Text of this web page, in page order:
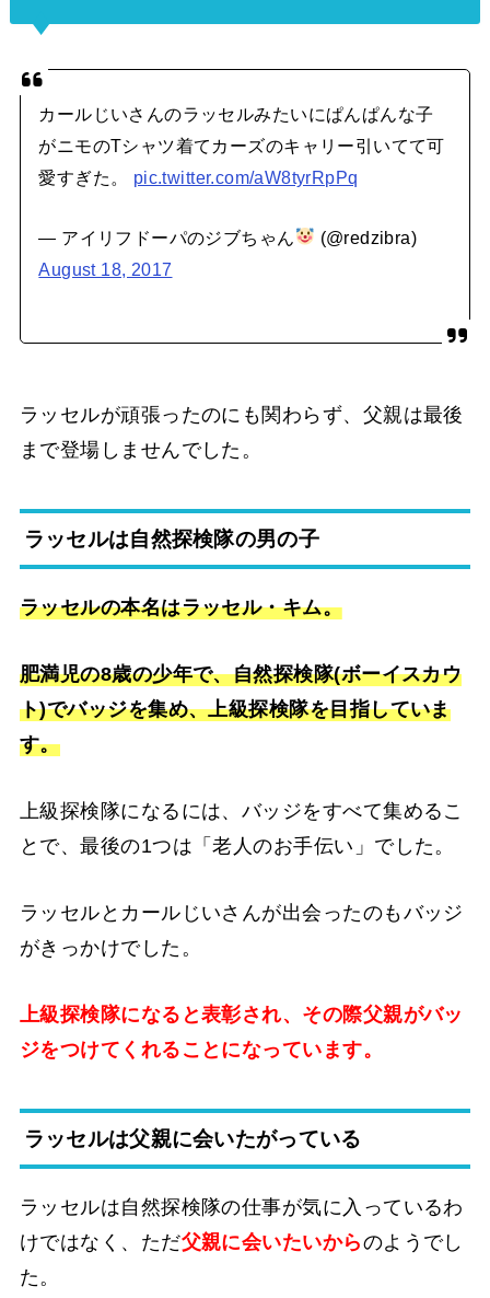
カールじいさんのラッセルみたいにぱんぱんな子
がニモのTシャツ着てカーズのキャリー引いてて可
愛すぎた。 pic.twitter.com/aW8tyrRpPq
— アイリフドーパのジブちゃん
(@redzibra)
August 18, 2017
ラッセルが頑張ったのにも関わらず、父親は最後
まで登場しませんでした。
ラッセルは自然探検隊の男の子
ラッセルの本名はラッセル・キム。
肥満児の8歳の少年で、自然探検隊(ボーイスカウ
ト)でバッジを集め、上級探検隊を目指していま
す。
上級探検隊になるには、バッジをすべて集めるこ
とで、最後の1つは「老人のお手伝い」でした。
ラッセルとカールじいさんが出会ったのもバッジ
がきっかけでした。
上級探検隊になると表彰され、その際父親がバッ
ジをつけてくれることになっています。
ラッセルは父親に会いたがっている
ラッセルは自然探検隊の仕事が気に入っているわ
けではなく、ただ父親に会いたいからのようでし
た。